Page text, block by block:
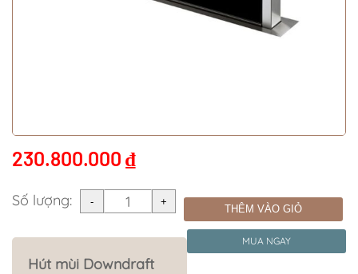
230.800.000 ₫
Số lượng: THÊM VÀO GIỎ
MUA NGAY
Hút mùi Downdraft